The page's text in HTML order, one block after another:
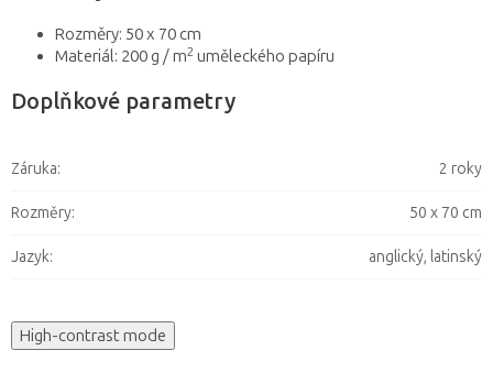
Rozměry: 50 x 70 cm
Materiál: 200 g / m2 uměleckého papíru
Doplňkové parametry
Záruka: 2 roky
Rozměry: 50 x 70 cm
Jazyk: anglický, latinský
High-contrast mode